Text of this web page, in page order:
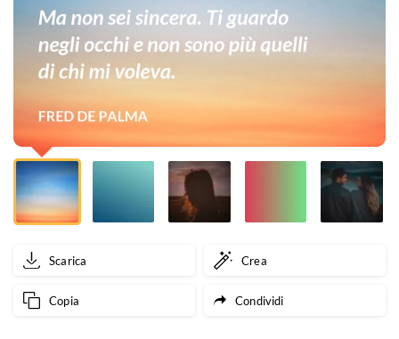
negli
occhi
e
non
sono
più
quelli
di
chi
Scarica Crea
Copia Condividi